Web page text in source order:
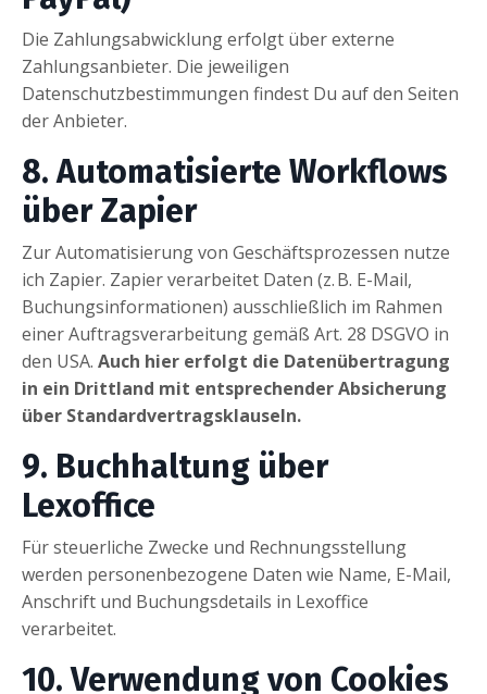
Die Zahlungsabwicklung erfolgt über externe
Zahlungsanbieter. Die jeweiligen
Datenschutzbestimmungen findest Du auf den Seiten
der Anbieter.
8. Automatisierte Workflows
über Zapier
Zur Automatisierung von Geschäftsprozessen nutze
ich Zapier. Zapier verarbeitet Daten (z. B. E-Mail,
Buchungsinformationen) ausschließlich im Rahmen
einer Auftragsverarbeitung gemäß Art. 28 DSGVO in
den USA. Auch hier erfolgt die Datenübertragung
in ein Drittland mit entsprechender Absicherung
über Standardvertragsklauseln.
9. Buchhaltung über
Lexoffice
Für steuerliche Zwecke und Rechnungsstellung
werden personenbezogene Daten wie Name, E-Mail,
Anschrift und Buchungsdetails in Lexoffice
verarbeitet.
10. Verwendung von Cookies